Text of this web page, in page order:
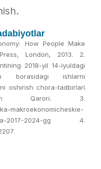
How People Make
London, 2013. 2.
2018-yil 14-iyuldagi
borasidagi ishlarni
oshirish chora-tadbirlari
son Qarori. 3.
makroekonomicheskie-
2017-2024-gg 4.